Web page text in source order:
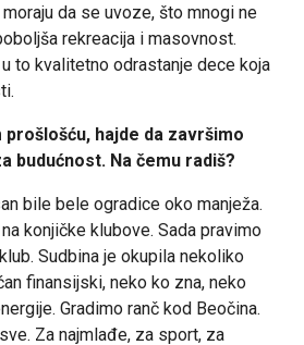
da se uvoze, što mnogi ne
rekreacija i masovnost.
to kvalitetno odrastanje dece koja
hajde da završimo
budućnost. Na čemu radiš?
bile bele ogradice oko manježa.
konjičke klubove. Sada pravimo
Sudbina je okupila nekoliko
finansijski, neko ko zna, neko
Gradimo ranč kod Beočina.
Za najmlađe, za sport, za